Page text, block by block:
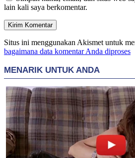
lain kali saya berkomentar.
Situs ini menggunakan Akismet untuk
bagaimana data komentar Anda diproses